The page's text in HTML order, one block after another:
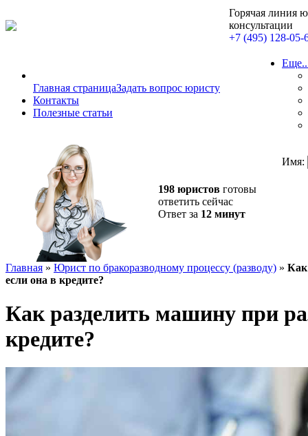
Горячая линия
консультации
+7 (495) 128-05-
Главная страницаЗадать вопрос юристу
Контакты
Полезные статьи
198 юристов готовы
ответить сейчас
Ответ за 12 минут
Имя:
Главная » Юрист по бракоразводному процессу (разводу) » Как
если она в кредите?
Как разделить машину при
кредите?